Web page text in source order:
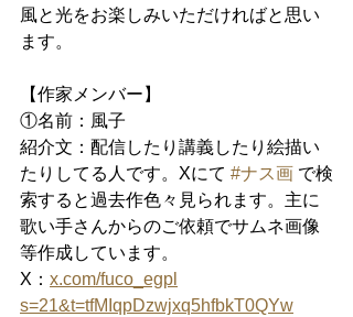
風と光をお楽しみいただければと思い
ます。
【作家メンバー】
①名前：風子
紹介文：配信したり講義したり絵描い
たりしてる人です。Xにて #ナス画 で検
索すると過去作色々見られます。主に
歌い手さんからのご依頼でサムネ画像
等作成しています。
X： x.com/fuco_egpl
s=21&t=tfMIqpDzwjxq5hfbkT0QYw